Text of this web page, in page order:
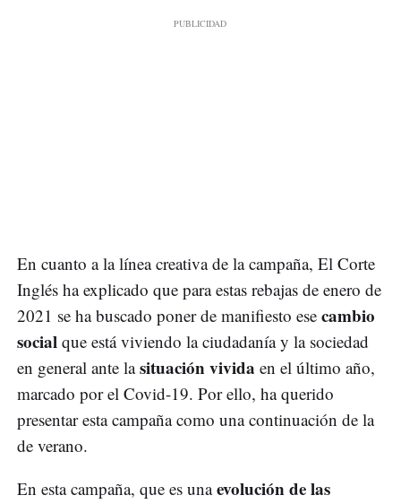
En cuanto a la línea creativa de la campaña, El Corte
Inglés ha explicado que para estas rebajas de enero de
2021 se ha buscado poner de manifiesto ese cambio
social que está viviendo la ciudadanía y la sociedad
en general ante lasituación vivida en el último año,
marcado por el Covid-19. Por ello, ha querido
presentar esta campaña como una continuación de la
de verano.
En esta campaña, que es unaevolución de las